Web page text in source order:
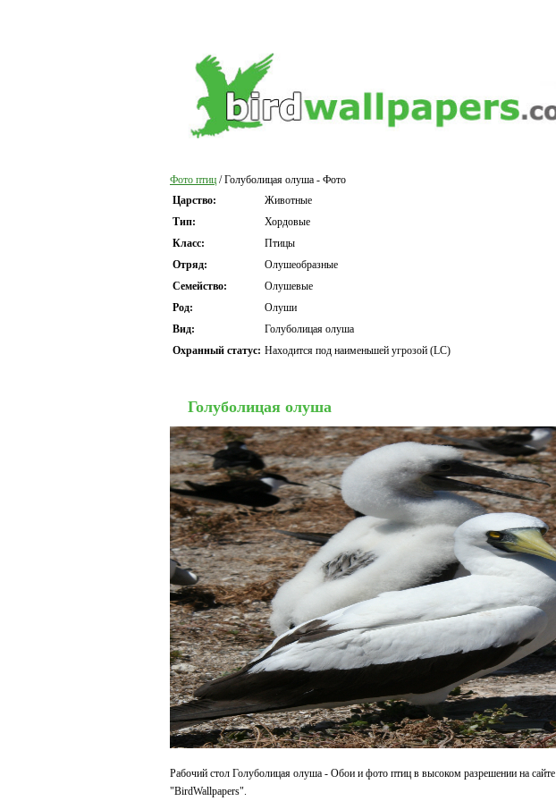
Фото птиц / Голуболицая олуша - Фото
Царство:
Животные
Тип:
Хордовые
Класс:
Птицы
Отряд:
Олушеобразные
Семейство:
Олушевые
Род:
Олуши
Вид:
Голуболицая олуша
Охранный статус: Находится под наименьшей угрозой (LC)
Голуболицая олуша
Рабочий стол Голуболицая олуша - Обои и фото птиц в высоком разрешении на сайте
"BirdWallpapers".